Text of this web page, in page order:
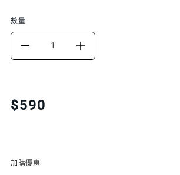
Translation
missing:
$590
數量
DECREASE
FOR
鋼
INCREASE
加購優惠